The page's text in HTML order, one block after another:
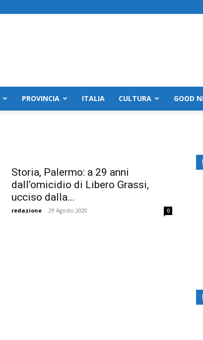
PROVINCIA ITALIA CULTURA GOOD
Storia, Palermo: a 29 anni
dall’omicidio di Libero Grassi,
ucciso dalla...
redazione - 29 Agosto 2020 0